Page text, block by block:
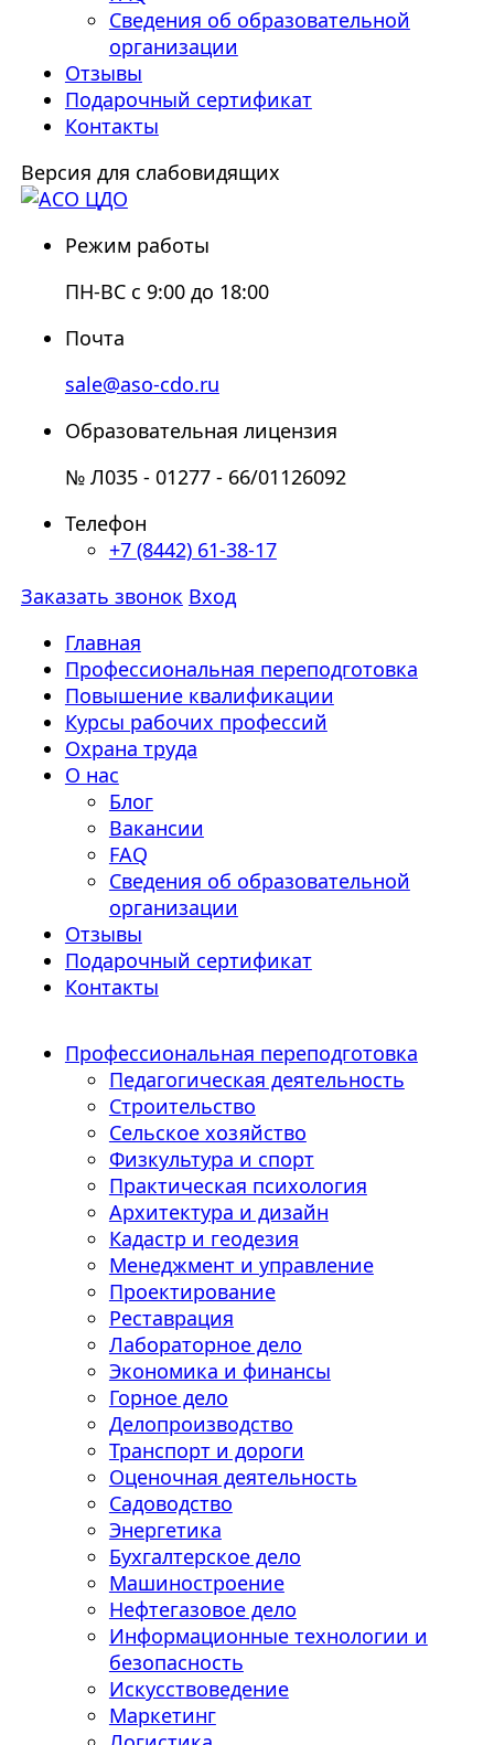
Сведения об образовательной
организации
Отзывы
Подарочный сертификат
Контакты
Версия для слабовидящих
Режим работы
ПН-ВС с 9:00 до 18:00
Почта
sale@aso-cdo.ru
Образовательная лицензия
№ Л035 - 01277 - 66/01126092
Телефон
+7 (8442) 61-38-17
Заказать звонок Вход
Главная
Профессиональная переподготовка
Повышение квалификации
Курсы рабочих профессий
Охрана труда
О нас
Блог
Вакансии
FAQ
Сведения об образовательной
организации
Отзывы
Подарочный сертификат
Контакты
Профессиональная переподготовка
Педагогическая деятельность
Строительство
Сельское хозяйство
Физкультура и спорт
Практическая психология
Архитектура и дизайн
Кадастр и геодезия
Менеджмент и управление
Проектирование
Реставрация
Лабораторное дело
Экономика и финансы
Горное дело
Делопроизводство
Транспорт и дороги
Оценочная деятельность
Садоводство
Энергетика
Бухгалтерское дело
Машиностроение
Нефтегазовое дело
Информационные технологии и
безопасность
Искусствоведение
Маркетинг